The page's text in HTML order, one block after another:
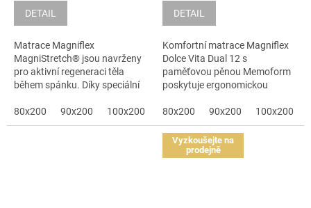
DETAIL
Matrace Magniflex
MagniStretch® jsou navrženy
pro aktivní regeneraci těla
během spánku. Díky speciální
80x200
90x200 100x200 120x200 140x200 160x200
DETAIL
Komfortní matrace Magniflex
Dolce Vita Dual 12 s
paměťovou pěnou Memoform
poskytuje ergonomickou
80x200
90x200 100x200
Vyzkoušejte na
prodejně